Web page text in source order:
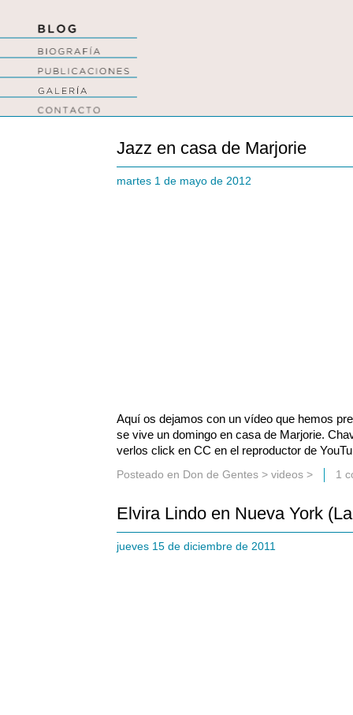
Jazz en casa de Marjorie
martes 1 de mayo de 2012
Aquí os dejamos con un vídeo que hemos
se vive un domingo en casa de Marjorie.
verlos click en CC en el reproductor de
Posteado en Don de Gentes > videos > 1
Elvira Lindo en Nueva York
jueves 15 de diciembre de 2011